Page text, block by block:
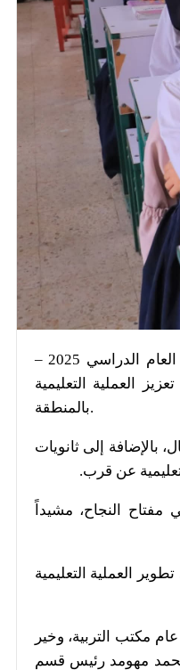
دشن الأستاذ سمير مبخوت هراش، مدير عام مكتب التربية والتعليم بمحافظة المهرة، انطلاق العام الدراسي 2025 –
العملية التعليمية
بالمنطقة.
إلى ثانويات
عن قرب.
النجاح، مشيداً
العملية التعليمية
مكتب التربية، وخير
محمد مهومد رئيس قسم